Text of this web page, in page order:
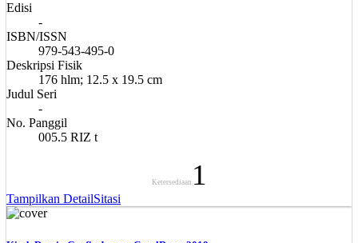
Edisi
-
ISBN/ISSN
979-543-495-0
Deskripsi Fisik
176 hlm; 12.5 x 19.5 cm
Judul Seri
-
No. Panggil
005.5 RIZ t
Ketersediaan 1
Tampilkan DetailSitasi